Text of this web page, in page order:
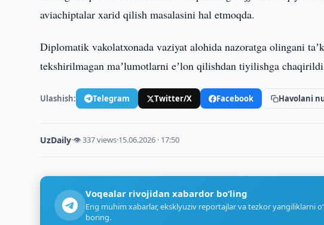
aviachiptalar xarid qilish masalasini hal etmoqda.
Diplomatik vakolatxonada vaziyat alohida nazoratga olingani
tekshirilmagan maʼlumotlarni eʼlon qilishdan tiyilishga
Ulashish: Telegram Twitter/X Facebook Havolani
UzDaily·👁 337 views·15.06.2026 · 17:50
Voqealar rivojidan xabardor bo‘ling
Eng muhim xabarlar, eksklyuziv reportajlar va tezkor yangiliklarni
boring.